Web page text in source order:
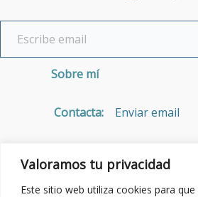
Valoramos tu privacidad
Este sitio web utiliza cookies para
Sobre mí
Contacta: Enviar email